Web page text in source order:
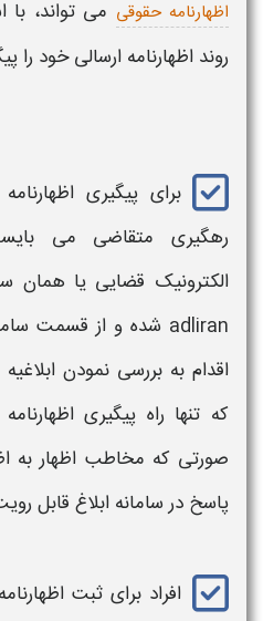
اظهارنامه حقوقی می تواند، با
روند اظهارنامه ارسالی خود را
برای پیگیری
رهگیری متقاضی می
الکترونیک قضایی یا همان
adliran شده و از قسمت
اقدام به بررسی نمودن
که تنها راه پیگیری اظهارنامه
صورتی که مخاطب اظهار به
پاسخ در سامانه ابلاغ قابل
افراد برای ثبت